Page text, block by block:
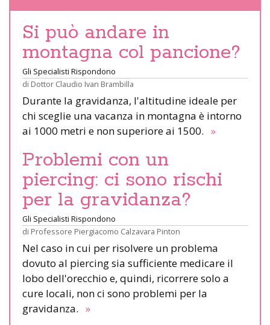
Si può andare in
montagna col pancione?
Gli Specialisti Rispondono
di Dottor Claudio Ivan Brambilla
Durante la gravidanza, l'altitudine ideale per
chi sceglie una vacanza in montagna è intorno
ai 1000 metri e non superiore ai 1500. »
Problemi con un
piercing: ci sono rischi
per la gravidanza?
Gli Specialisti Rispondono
di Professore Piergiacomo Calzavara Pinton
Nel caso in cui per risolvere un problema
dovuto al piercing sia sufficiente medicare il
lobo dell'orecchio e, quindi, ricorrere solo a
cure locali, non ci sono problemi per la
gravidanza. »